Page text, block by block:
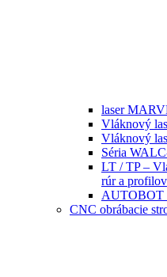
laser
Vláknový
Vláknový
Séria
LT / TP –
rúr a profilov
AUTOBOT
CNC obrábacie